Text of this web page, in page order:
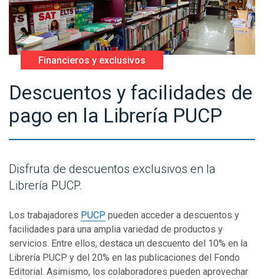
Financieros y exclusivos
Descuentos y facilidades de
pago en la Librería PUCP
Disfruta de descuentos exclusivos en la
Librería PUCP.
Los trabajadores PUCP pueden acceder a descuentos y
facilidades para una amplia variedad de productos y
servicios. Entre ellos, destaca un descuento del 10% en la
Librería PUCP y del 20% en las publicaciones del Fondo
Editorial. Asimismo, los colaboradores pueden aprovechar